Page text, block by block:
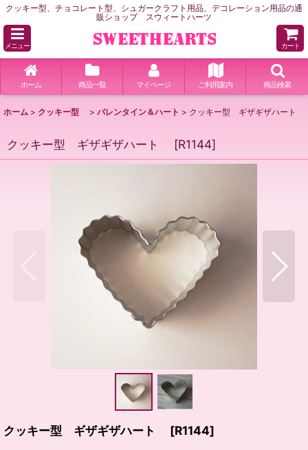
クッキー型、チョコレート型、シュガークラフト用品、デコレーション用品の通
販ショップ スウィートハーツ
メニュー カート
ホーム 商品一覧 マイページ ご利用案内 商品検索
ホーム > クッキー型 > バレンタイン＆ハート > クッキー型 ギザギザハート
クッキー型 ギザギザハート [R1144]
クッキー型 ギザギザハート [R1144]